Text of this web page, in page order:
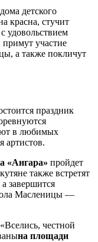
детского
красна, стучит
удовольствием
примут участие
а также покличут
праздник
в любимых
артистов.
«Ангара» пройдет
также встретят
завершится
Масленицы —
честной
на площади